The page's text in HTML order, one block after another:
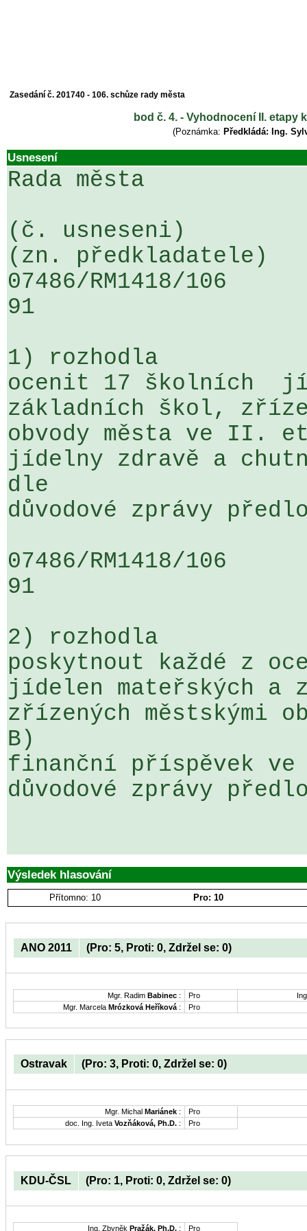
Zasedání č. 201740 - 106. schůze rady města
bod č. 4. - Vyhodnocení II.
(Poznámka: Předkládá: Ing.
Usnesení
Rada města
(č. usneseni)
(zn. předkladatele)
07486/RM1418/
91
1) rozhodla
ocenit 17 školních
základních škol,
obvody města ve II.
jídelny zdravě a
dle
důvodové zprávy
07486/RM1418/
91
2) rozhodla
poskytnout každé z
jídelen mateřských a
zřízených městskými
B)
finanční příspěvek
důvodové zprávy
Výsledek hlasování
Přítomno: 10 Pro: 10
ANO 2011 (Pro: 5, Proti: 0, Zdržel se: 0)
Mgr. Radim Babinec : Pro
Mgr. Marcela Mrózková Heříková : Pro
Ostravak (Pro: 3, Proti: 0, Zdržel se: 0)
Mgr. Michal Mariánek :
Pro
doc. Ing. Iveta Vozňáková, Ph.D. : Pro
KDU-ČSL (Pro: 1, Proti: 0, Zdržel se: 0)
Ing. Zbyněk Pražák, Ph.D. : Pro